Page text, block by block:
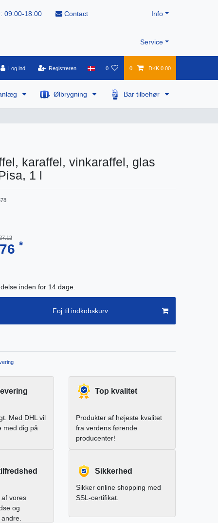
09:00-18:00 Contact Info
Service
Log ind Registreren 0 0 DKK 0.00
Ølbrygning Bar tilbehør
karaffel, vinkaraffel, glas
1 l
*
inden for 14 dage.
Foj til indkobskurv
Med DHL vil
med dig på
Top kvalitet
Produkter af højeste kvalitet
fra verdens førende
producenter!
vores
og
Sikkerhed
Sikker online shopping med
SSL-certifikat.